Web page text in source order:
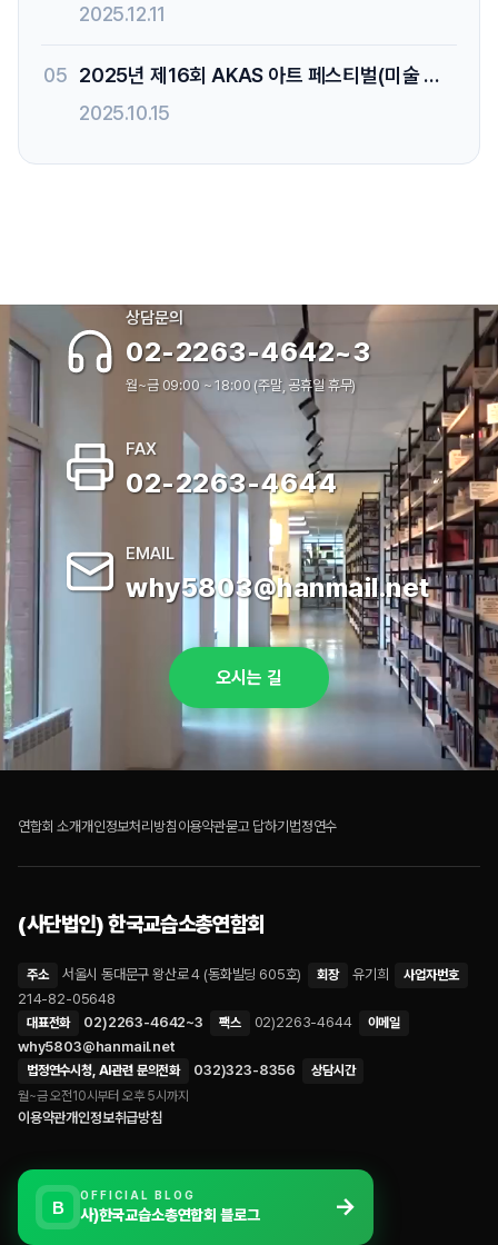
2025.12.11
05
2025년 제16회 AKAS 아트 페스티벌(미술 공모전) 시상식 및 전시회
2025.10.15
상담문의
02-2263-4642~3
월~금 09:00 ~ 18:00 (주말, 공휴일 휴무)
FAX
02-2263-4644
EMAIL
why5803@hanmail.net
오시는 길
연합회 소개개인정보처리방침 이용약관묻고 답하기 법정연수
(사단법인) 한국교습소총연합회
주소 서울시 동대문구 왕산로 4 (동화빌딩 605호) 회장 유기희 사업자번호
214-82-05648
대표전화 02)2263-4642~3 팩스 02)2263-4644 이메일
why5803@hanmail.net
법정연수시청, AI관련 문의전화 032)323-8356
상담시간
월~금 오전10시부터 오후 5시까지
이용약관개인정보취급방침
B
OFFICIAL BLOG
사)한국교습소총연합회 블로그 →